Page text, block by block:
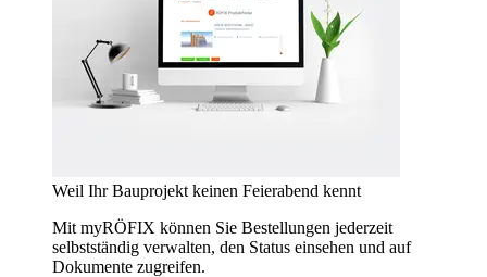
Weil Ihr Bauprojekt keinen Feierabend kennt
Mit myRÖFIX können Sie Bestellungen jederzeit
selbstständig verwalten, den Status einsehen und auf
Dokumente zugreifen.